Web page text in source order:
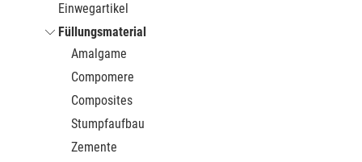
Einwegartikel
Füllungsmaterial
Amalgame
Compomere
Composites
Stumpfaufbau
Zemente